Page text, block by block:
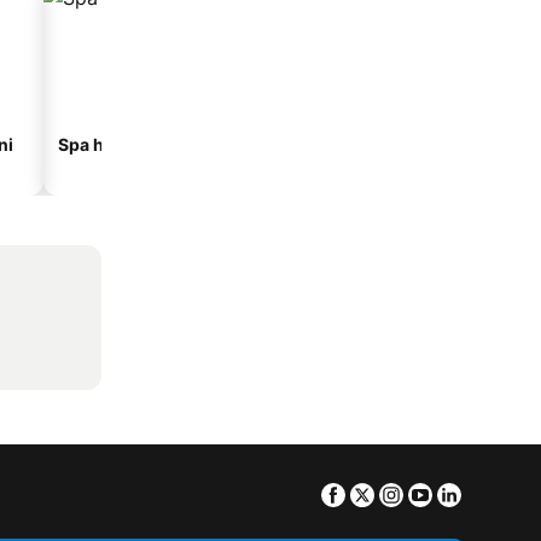
Spa hoteli
Facebook
TwitterInstagram
Youtube